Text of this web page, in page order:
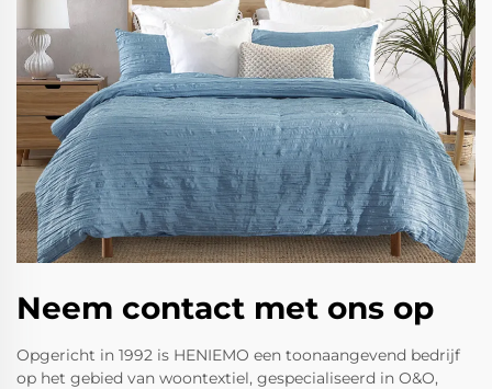
Neem contact met ons op
Opgericht in 1992 is HENIEMO een toonaangevend bedrijf
op het gebied van woontextiel, gespecialiseerd in O&O,